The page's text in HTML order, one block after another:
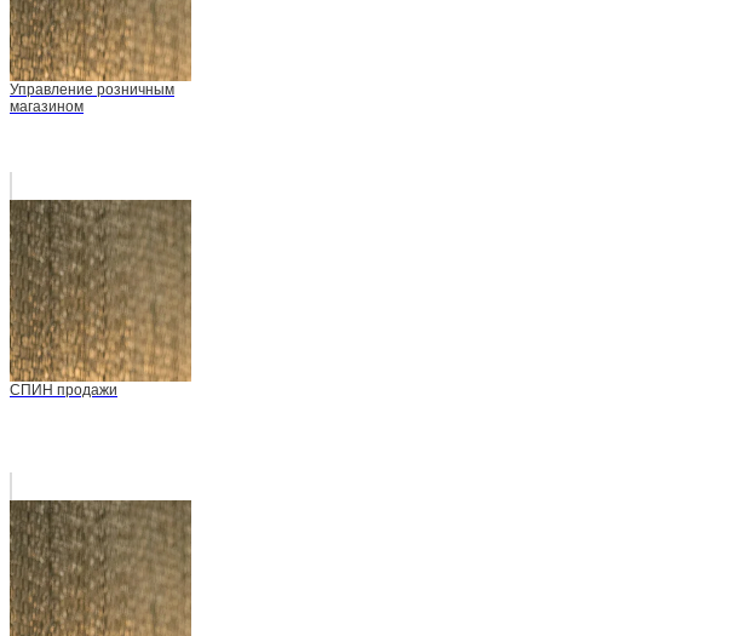
Управление розничным
магазином
СПИН продажи